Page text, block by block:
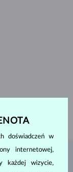
doświadczeń w
internetowej,
każdej wizycie,